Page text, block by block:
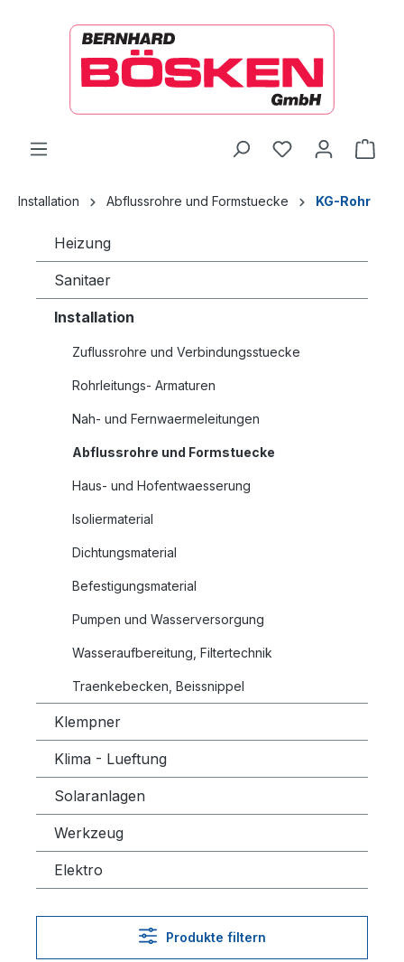
Installation Abflussrohre und Formstuecke KG-Rohr
Heizung
Sanitaer
Installation
Zuflussrohre und Verbindungsstuecke
Rohrleitungs- Armaturen
Nah- und Fernwaermeleitungen
Abflussrohre und Formstuecke
Haus- und Hofentwaesserung
Isoliermaterial
Dichtungsmaterial
Befestigungsmaterial
Pumpen und Wasserversorgung
Wasseraufbereitung, Filtertechnik
Traenkebecken, Beissnippel
Klempner
Klima - Lueftung
Solaranlagen
Werkzeug
Elektro
Produkte filtern